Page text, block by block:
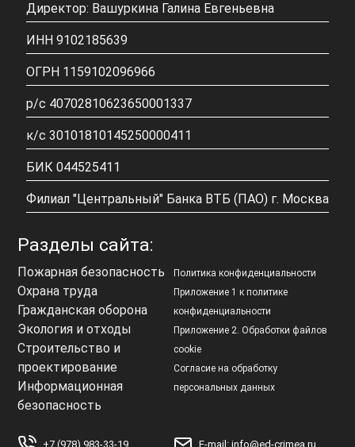
Директор: Вашуркина Галина Евгеньевна
ИНН 9102185639
ОГРН 1159102096966
р/с 40702810623650001337
к/с 30101810145250000411
БИК 044525411
Филиал "Центральный" Банка ВТБ (ПАО) г. Москва
Разделы сайта:
Пожарная безопасность
Охрана труда
Гражданская оборона
Экология и отходы
Строительство и
проектирование
Информационная
безопасность
Политика конфиденциальности
Приложение 1 к политике
конфиденциальности
Приложение 2. Обработки файлов
cookie
Согласие на обработку
персональных данных
+7 (978) 983-33-19 E-mail: info@ed-crimea.ru